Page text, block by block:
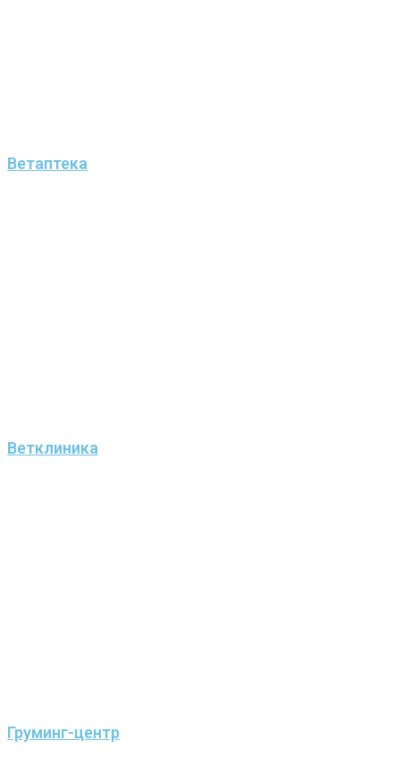
Ветаптека
Ветклиника
Груминг-центр